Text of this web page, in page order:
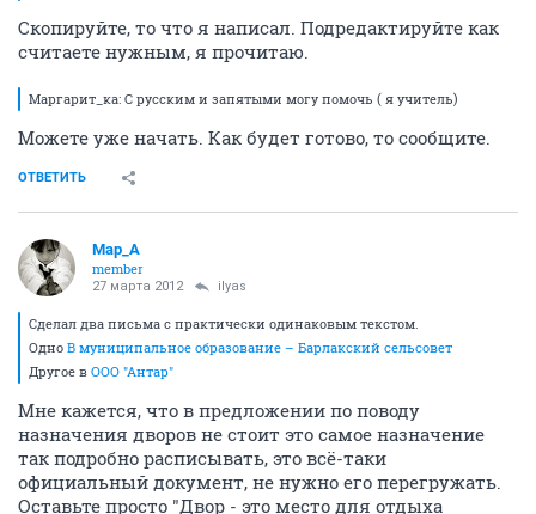
Скопируйте, то что я написал. Подредактируйте как
считаете нужным, я прочитаю.
Маргарит_ка: С русским и запятыми могу помочь ( я учитель)
Можете уже начать. Как будет готово, то сообщите.
ОТВЕТИТЬ
Мар_А
member
27 марта 2012 ilyas
Сделал два письма с практически одинаковым текстом.
Одно В муниципальное образование – Барлакский сельсовет
Другое в ООО "Антар"
Мне кажется, что в предложении по поводу
назначения дворов не стоит это самое назначение
так подробно расписывать, это всё-таки
официальный документ, не нужно его перегружать.
Оставьте просто "Двор - это место для отдыха